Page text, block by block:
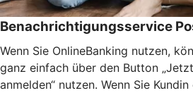
Benachrichtigungsservice
Wenn Sie OnlineBanking nutzen,
ganz einfach über den Button
anmelden“ nutzen. Wenn Sie